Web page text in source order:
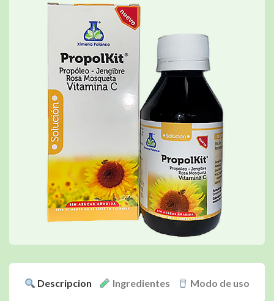
Descripcion Ingredientes Modo de uso